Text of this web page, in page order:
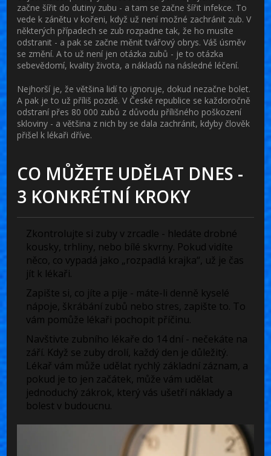
začne šířit do dutiny zubu - a tam se začne šířit infekce. To
vede k zánětu v kořeni, když už není možné zachránit zub. V
některých případech se zub rozpadne tak, že ho musíte
odstranit - a pak se začne měnit tvářový obrys. Váš úsměv
se změní. A to už není jen otázka zubů - je to otázka
sebevědomí, kvality života, a nákladů na následné léčení.
Nejhorší je, že většina lidí to ignoruje, dokud nezačne bolet.
A pak je to už příliš pozdě. V České republice se každoročně
odstraní přes 80 000 zubů z důvodu přílišného poškození
skloviny - a většina z nich by se dala zachránit, kdyby člověk
přišel k lékaři dříve.
CO MŮŽETE UDĚLAT DNES -
3 KONKRÉTNÍ KROKY
Zkontrolujte si zuby v zrcadle - hledáte drobné
kousky, trhliny, nebo bílé skvrny. Pokud vidíte
něco, co vypadá jako „rozpadlá krajka“, už je čas
jít k lékaři.
Zapište si, co jíte a pije - máte-li denně kyselé
nápoje, škrábání zubů nebo stres, zapište to. To
vám pomůže lékaři pochopit příčinu.
Navštivte zubního lékaře do 14 dní - nečekáte na
září. Když se zuby drolí, každý den je důležitý.
Lékař vám může udělat rychlý základní záznam, a
pokud je to jen začátek, může vám udělat
jednoduchý zákrok, který vás ušetří náklady a
bolest v budoucnu.